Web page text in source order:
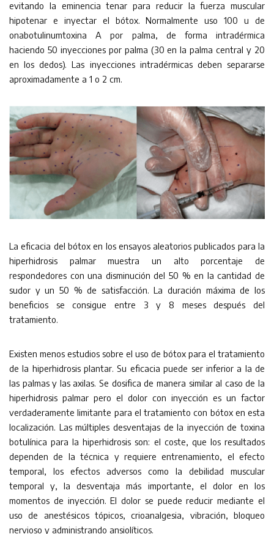
evitando la eminencia tenar para reducir la fuerza muscular
hipotenar e inyectar el bótox. Normalmente uso 100 u de
onabotulinumtoxina A por palma, de forma intradérmica
haciendo 50 inyecciones por palma (30 en la palma central y 20
en los dedos). Las inyecciones intradérmicas deben separarse
aproximadamente a 1 o 2 cm.
La eficacia del bótox en los ensayos aleatorios publicados para la
hiperhidrosis palmar muestra un alto porcentaje de
respondedores con una disminución del 50 % en la cantidad de
sudor y un 50 % de satisfacción. La duración máxima de los
beneficios se consigue entre 3 y 8 meses después del
tratamiento.
Existen menos estudios sobre el uso de bótox para el tratamiento
de la hiperhidrosis plantar. Su eficacia puede ser inferior a la de
las palmas y las axilas. Se dosifica de manera similar al caso de la
hiperhidrosis palmar pero el dolor con inyección es un factor
verdaderamente limitante para el tratamiento con bótox en esta
localización. Las múltiples desventajas de la inyección de toxina
botulínica para la hiperhidrosis son: el coste, que los resultados
dependen de la técnica y requiere entrenamiento, el efecto
temporal, los efectos adversos como la debilidad muscular
temporal y, la desventaja más importante, el dolor en los
momentos de inyección. El dolor se puede reducir mediante el
uso de anestésicos tópicos, crioanalgesia, vibración, bloqueo
nervioso y administrando ansiolíticos.